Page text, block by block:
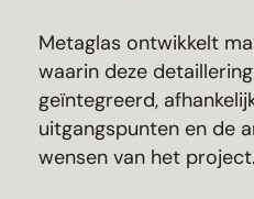
Metaglas ontwikkelt
waarin deze
geïntegreerd,
uitgangspunten en de
wensen van het project.